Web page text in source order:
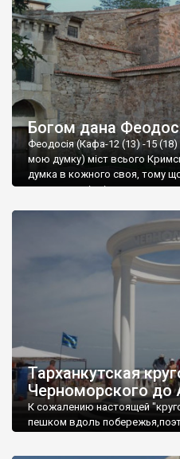
Богом дана
Феодосія (Кафа-12 (13) -15 (18)
мою думку) міст всього
думка в кожного своя, тому
запрошую відвідати це
Тарханкутская
Черноморского до
К сожалению настоящей
пешком вдоль